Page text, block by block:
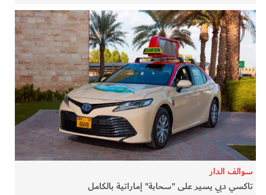
سوالف الدار
تاكسي دبي يسير على "سحابة" إماراتية بالكامل